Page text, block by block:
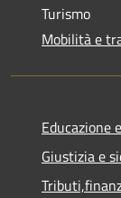
Turismo
Mobilità e
Educazione
Giustizia e